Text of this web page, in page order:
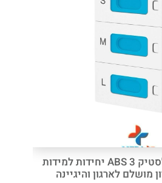
מתקן כפפות פלסטיק ABS 3 יחידות למידות
מושלם לארגון והיגיינה